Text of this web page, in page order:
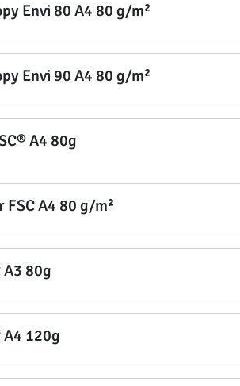
Envi 80 A4 80 g/m²
Envi 90 A4 80 g/m²
A4 80g
A4 80 g/m²
A3 80g
A4 120g